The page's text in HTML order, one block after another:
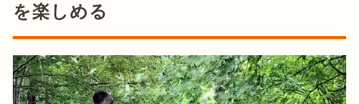
を楽しめる